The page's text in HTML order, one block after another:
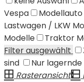
Vespa
Modellauto
Lastwagen / LKW
Modelle
Traktor
Filter ausgewählt
sind
Nur
Rasteransicht